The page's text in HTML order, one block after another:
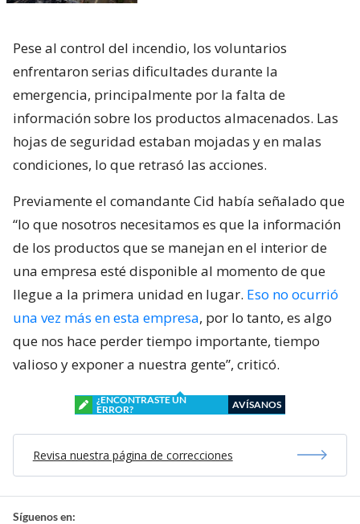
Pese al control del incendio, los voluntarios
enfrentaron serias dificultades durante la
emergencia, principalmente por la falta de
información sobre los productos almacenados. Las
hojas de seguridad estaban mojadas y en malas
condiciones, lo que retrasó las acciones.
Previamente el comandante Cid había señalado que
“lo que nosotros necesitamos es que la información
de los productos que se manejan en el interior de
una empresa esté disponible al momento de que
llegue a la primera unidad en lugar. Eso no ocurrió
una vez más en esta empresa, por lo tanto, es algo
que nos hace perder tiempo importante, tiempo
valioso y exponer a nuestra gente”, criticó.
¿ENCONTRASTE UN
ERROR?
AVÍSANOS
Revisa nuestra página de correcciones
Síguenos en: